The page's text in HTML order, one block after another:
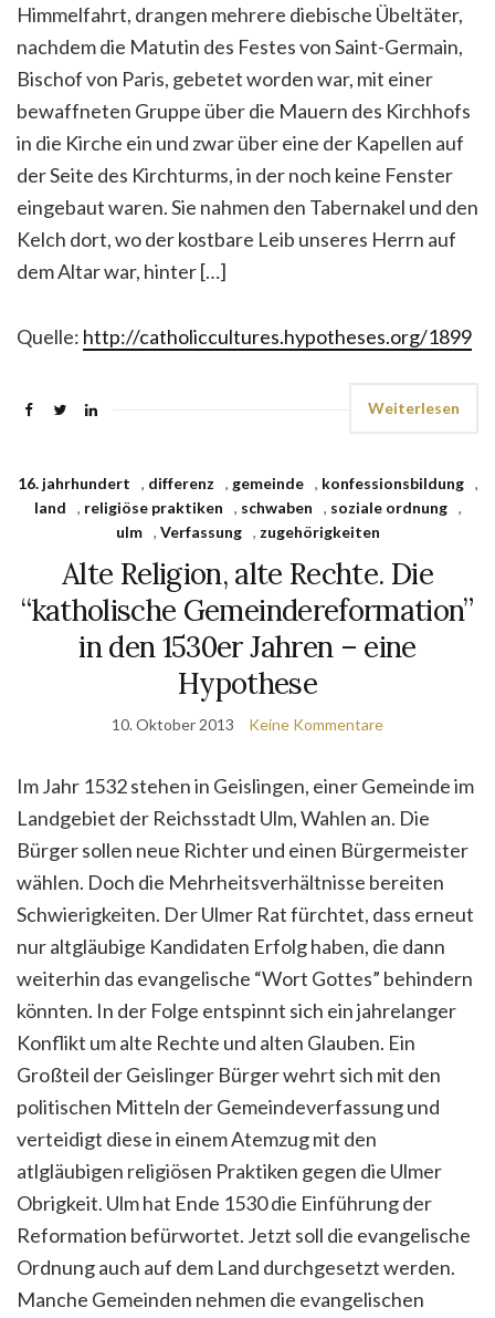
Himmelfahrt, drangen mehrere diebische Übeltäter,
nachdem die Matutin des Festes von Saint-Germain,
Bischof von Paris, gebetet worden war, mit einer
bewaffneten Gruppe über die Mauern des Kirchhofs
in die Kirche ein und zwar über eine der Kapellen auf
der Seite des Kirchturms, in der noch keine Fenster
eingebaut waren. Sie nahmen den Tabernakel und den
Kelch dort, wo der kostbare Leib unseres Herrn auf
dem Altar war, hinter […]
Quelle: http://catholiccultures.hypotheses.org/1899
Weiterlesen
16. jahrhundert , differenz , gemeinde , konfessionsbildung
,
land
, religiöse praktiken , schwaben , soziale ordnung
,
ulm
, Verfassung , zugehörigkeiten
Alte Religion, alte Rechte. Die
“katholische Gemeindereformation”
in den 1530er Jahren – eine
Hypothese
10. Oktober 2013 Keine Kommentare
Im Jahr 1532 stehen in Geislingen, einer Gemeinde im
Landgebiet der Reichsstadt Ulm, Wahlen an. Die
Bürger sollen neue Richter und einen Bürgermeister
wählen. Doch die Mehrheitsverhältnisse bereiten
Schwierigkeiten. Der Ulmer Rat fürchtet, dass erneut
nur altgläubige Kandidaten Erfolg haben, die dann
weiterhin das evangelische “Wort Gottes” behindern
könnten. In der Folge entspinnt sich ein jahrelanger
Konflikt um alte Rechte und alten Glauben. Ein
Großteil der Geislinger Bürger wehrt sich mit den
politischen Mitteln der Gemeindeverfassung und
verteidigt diese in einem Atemzug mit den
atlgläubigen religiösen Praktiken gegen die Ulmer
Obrigkeit. Ulm hat Ende 1530 die Einführung der
Reformation befürwortet. Jetzt soll die evangelische
Ordnung auch auf dem Land durchgesetzt werden.
Manche Gemeinden nehmen die evangelischen